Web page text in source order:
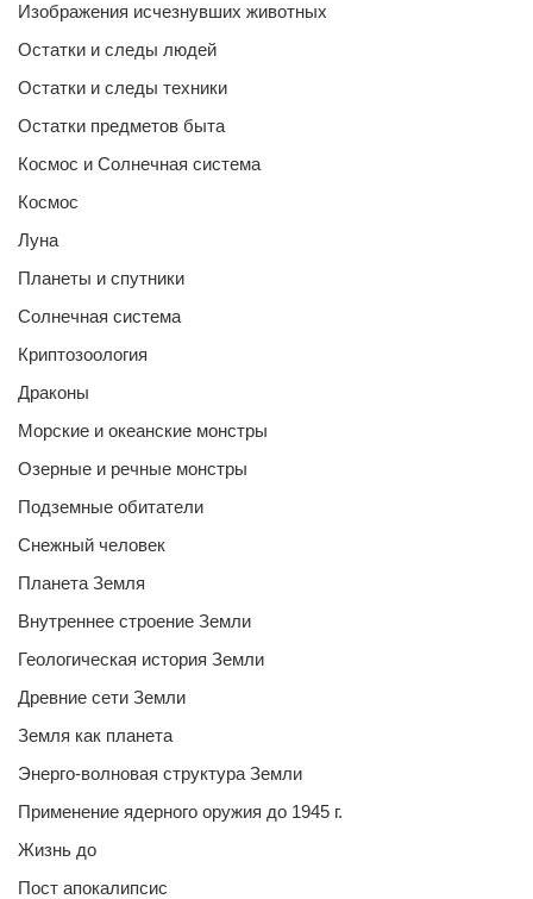
Изображения исчезнувших животных
Остатки и следы людей
Остатки и следы техники
Остатки предметов быта
Космос и Солнечная система
Космос
Луна
Планеты и спутники
Солнечная система
Криптозоология
Драконы
Морские и океанские монстры
Озерные и речные монстры
Подземные обитатели
Снежный человек
Планета Земля
Внутреннее строение Земли
Геологическая история Земли
Древние сети Земли
Земля как планета
Энерго-волновая структура Земли
Применение ядерного оружия до 1945 г.
Жизнь до
Пост апокалипсис